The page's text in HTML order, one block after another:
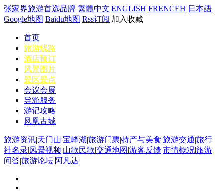
张家界旅游首选品牌 繁體中文 ENGLISH FRENCEH 日本語
Google地图 Baidu地图 Rss订阅 加入收藏
首页
旅游线路
酒店预订
风景图片
景区景点
会议会展
导游服务
游记攻略
凤凰古城
旅游资讯|天门山|宝峰湖|旅游门票|特产与美食|旅游交通|旅行
社名录|风景视频|山歌民歌|交通地图|游客反馈|市情概况|旅游
问答|旅游论坛|阿凡达